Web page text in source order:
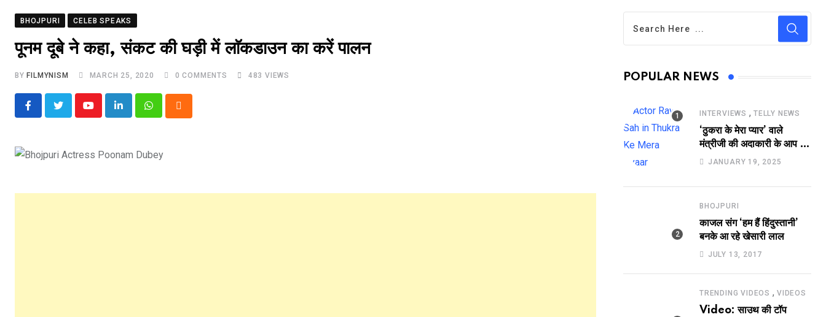
BHOJPURI CELEB SPEAKS
पूनम दूबे ने कहा, संकट की घड़ी में लाॅकडाउन का करें पालन
BY FILMYNISM MARCH 25, 2020 0 COMMENTS 483 VIEWS
YoutubeLinkedInWhatsappCloud
POPULAR NEWS
INTERVIEWS , TELLY NEWS
‘ठुकरा के मेरा प्यार’ वाले
मंत्रीजी की अदाकारी के आप भी
हो जाएंगे फैन, यकीं न हो तो
भूमिका
JANUARY 19, 2025
BHOJPURI
काजल संग ‘हम हैं हिंदुस्तानी’
बनके आ रहे खेसारी लाल
JULY 13, 2017
TRENDING VIDEOS , VIDEOS
Video: साउथ की टॉप